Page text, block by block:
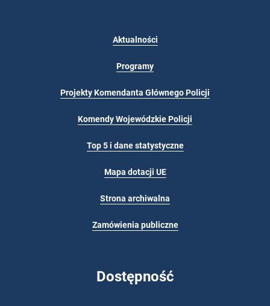
Aktualności
Programy
Projekty Komendanta Głównego Policji
Komendy Wojewódzkie Policji
Top 5 i dane statystyczne
Mapa dotacji UE
Strona archiwalna
Zamówienia publiczne
Dostępność